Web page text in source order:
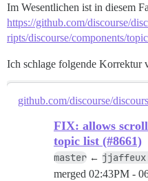
Im Wesentlichen ist in diesem
https://github.com/discourse/
ripts/discourse/components/
Ich schlage folgende Korrektur
github.com/discourse/
FIX: allows
topic list (#8661)
master ←
merged 02:43PM -